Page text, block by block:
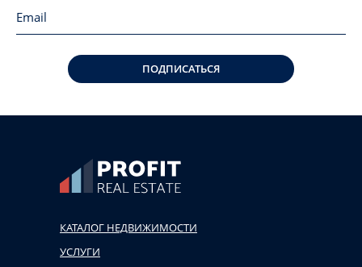
ПОДПИСАТЬСЯ
КАТАЛОГ НЕДВИЖИМОСТИ
УСЛУГИ